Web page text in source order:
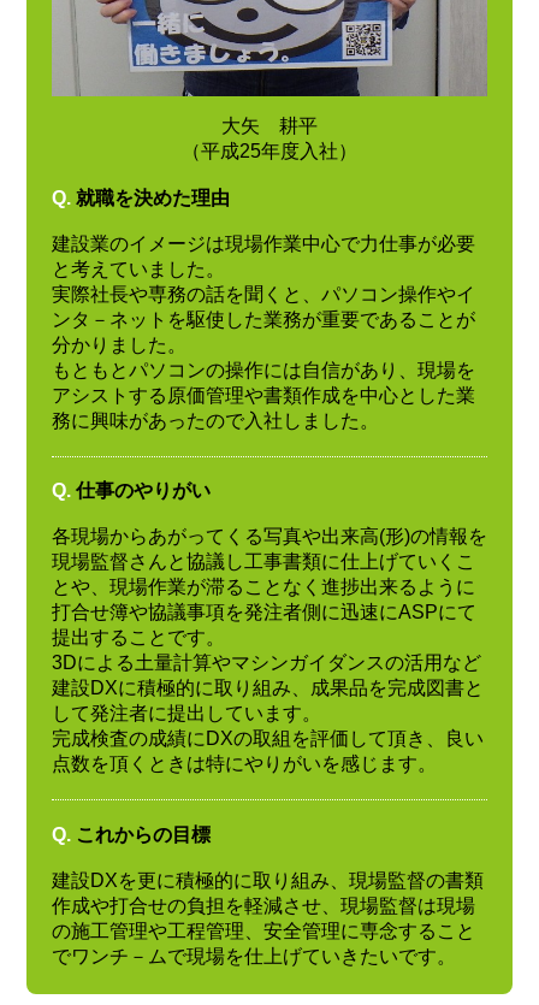
大矢 耕平
（平成25年度入社）
Q. 就職を決めた理由
建設業のイメージは現場作業中心で力仕事が必要
と考えていました。
実際社長や専務の話を聞くと、パソコン操作やイ
ンタ－ネットを駆使した業務が重要であることが
分かりました。
もともとパソコンの操作には自信があり、現場を
アシストする原価管理や書類作成を中心とした業
務に興味があったので入社しました。
Q. 仕事のやりがい
各現場からあがってくる写真や出来高(形)の情報を
現場監督さんと協議し工事書類に仕上げていくこ
とや、現場作業が滞ることなく進捗出来るように
打合せ簿や協議事項を発注者側に迅速にASPにて
提出することです。
3Dによる土量計算やマシンガイダンスの活用など
建設DXに積極的に取り組み、成果品を完成図書と
して発注者に提出しています。
完成検査の成績にDXの取組を評価して頂き、良い
点数を頂くときは特にやりがいを感じます。
Q. これからの目標
建設DXを更に積極的に取り組み、現場監督の書類
作成や打合せの負担を軽減させ、現場監督は現場
の施工管理や工程管理、安全管理に専念すること
でワンチ－ムで現場を仕上げていきたいです。